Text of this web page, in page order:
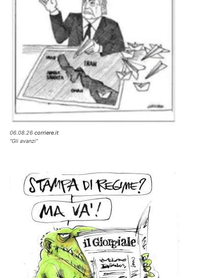
06.08.26 corriere.it
"Gli avanzi"